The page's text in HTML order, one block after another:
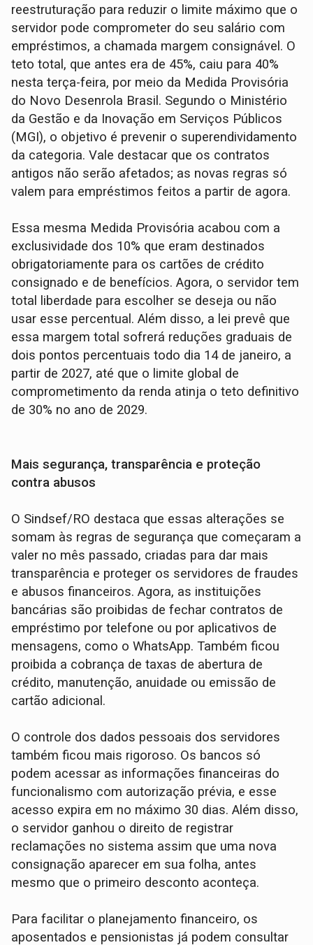
reestruturação para reduzir o limite máximo que o
servidor pode comprometer do seu salário com
empréstimos, a chamada margem consignável. O
teto total, que antes era de 45%, caiu para 40%
nesta terça-feira, por meio da Medida Provisória
do Novo Desenrola Brasil. Segundo o Ministério
da Gestão e da Inovação em Serviços Públicos
(MGI), o objetivo é prevenir o superendividamento
da categoria. Vale destacar que os contratos
antigos não serão afetados; as novas regras só
valem para empréstimos feitos a partir de agora.
Essa mesma Medida Provisória acabou com a
exclusividade dos 10% que eram destinados
obrigatoriamente para os cartões de crédito
consignado e de benefícios. Agora, o servidor tem
total liberdade para escolher se deseja ou não
usar esse percentual. Além disso, a lei prevê que
essa margem total sofrerá reduções graduais de
dois pontos percentuais todo dia 14 de janeiro, a
partir de 2027, até que o limite global de
comprometimento da renda atinja o teto definitivo
de 30% no ano de 2029.
Mais segurança, transparência e proteção
contra abusos
O Sindsef/RO destaca que essas alterações se
somam às regras de segurança que começaram a
valer no mês passado, criadas para dar mais
transparência e proteger os servidores de fraudes
e abusos financeiros. Agora, as instituições
bancárias são proibidas de fechar contratos de
empréstimo por telefone ou por aplicativos de
mensagens, como o WhatsApp. Também ficou
proibida a cobrança de taxas de abertura de
crédito, manutenção, anuidade ou emissão de
cartão adicional.
O controle dos dados pessoais dos servidores
também ficou mais rigoroso. Os bancos só
podem acessar as informações financeiras do
funcionalismo com autorização prévia, e esse
acesso expira em no máximo 30 dias. Além disso,
o servidor ganhou o direito de registrar
reclamações no sistema assim que uma nova
consignação aparecer em sua folha, antes
mesmo que o primeiro desconto aconteça.
Para facilitar o planejamento financeiro, os
aposentados e pensionistas já podem consultar